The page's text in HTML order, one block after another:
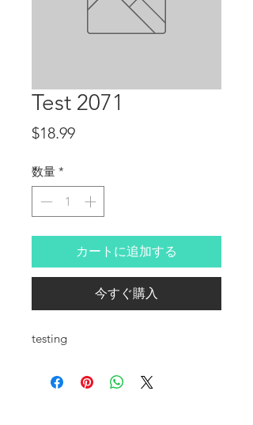
Test 2071
$18.99価格
数量 *
カートに追加する
今すぐ購入
testing